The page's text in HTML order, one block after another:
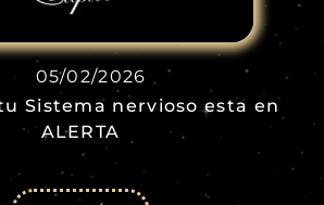
05/02/2026
Sistema nervioso esta en
ALERTA